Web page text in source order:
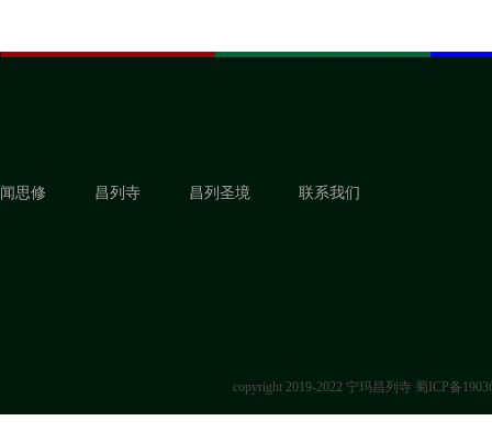
闻思修 昌列寺 昌列圣境 联系我们
copyright 2019-2022 宁玛昌列寺 蜀ICP备